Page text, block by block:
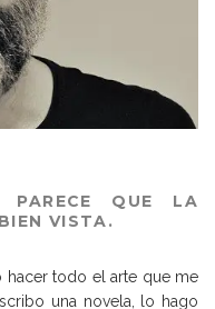
PARECE QUE LA
VISTA.
hacer todo el arte que me
una novela, lo hago